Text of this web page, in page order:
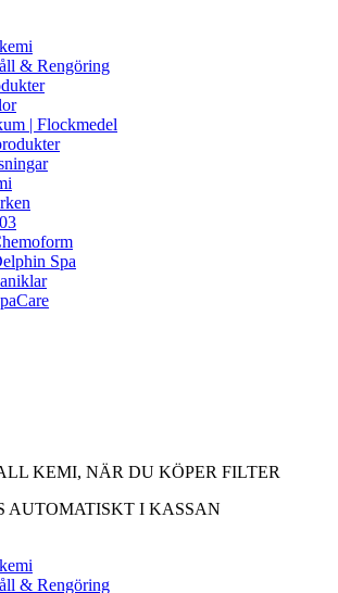
& Rengöring
| Flockmedel
Spa
KEMI, NÄR DU KÖPER FILTER
AUTOMATISKT I KASSAN
& Rengöring